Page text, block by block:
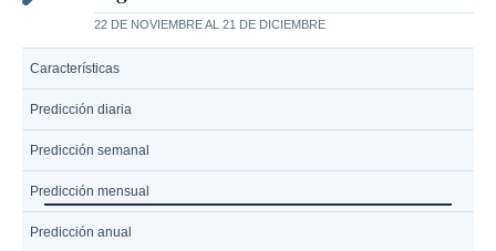
22 DE NOVIEMBRE AL 21 DE DICIEMBRE
Características
Predicción diaria
Predicción semanal
Predicción mensual
Predicción anual